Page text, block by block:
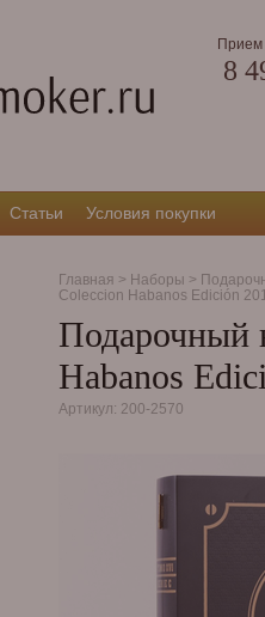
Прием
8
Статьи Условия покупки
Главная > Наборы >
Coleccion Habanos Edición
Подарочный
Habanos
Артикул: 200-2570